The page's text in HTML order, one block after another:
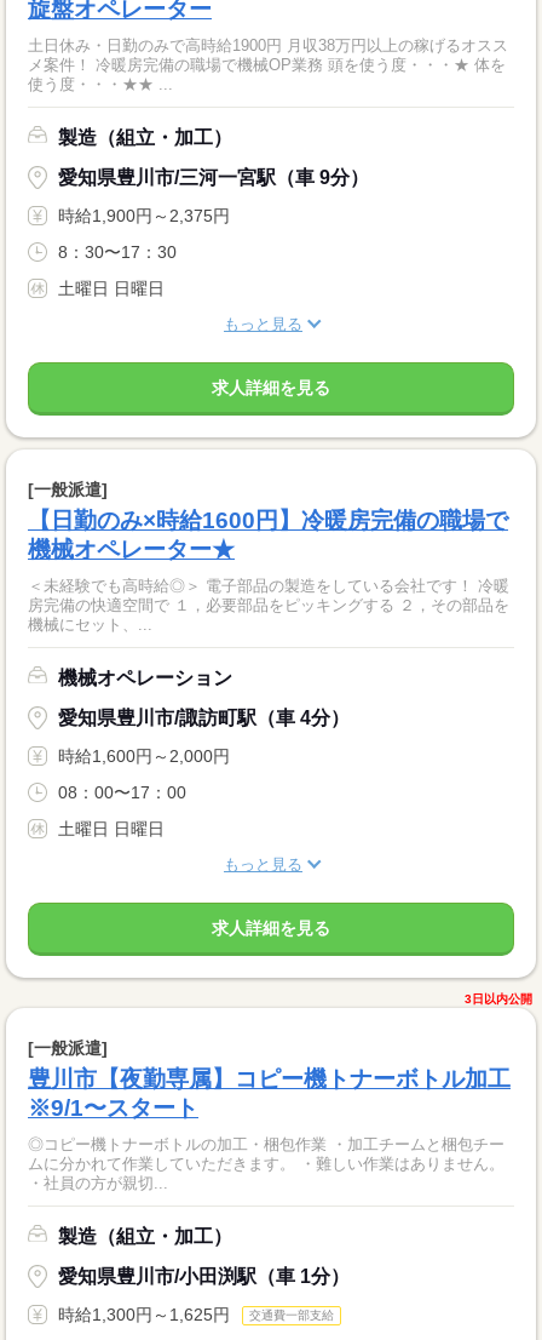
旋盤オペレーター
土日休み・日勤のみで高時給1900円 月収38万円以上の稼げるオスス
メ案件！ 冷暖房完備の職場で機械OP業務 頭を使う度・・・★ 体を
使う度・・・★★ ...
製造（組立・加工）
愛知県豊川市/三河一宮駅（車 9分）
時給1,900円～2,375円
8：30〜17：30
土曜日 日曜日
もっと見る
求人詳細を見る
[一般派遣]
【日勤のみ×時給1600円】冷暖房完備の職場で
機械オペレーター★
＜未経験でも高時給◎＞ 電子部品の製造をしている会社です！ 冷暖
房完備の快適空間で １，必要部品をピッキングする ２，その部品を
機械にセット、...
機械オペレーション
愛知県豊川市/諏訪町駅（車 4分）
時給1,600円～2,000円
08：00〜17：00
土曜日 日曜日
もっと見る
求人詳細を見る
3日以内公開
[一般派遣]
豊川市【夜勤専属】コピー機トナーボトル加工
※9/1〜スタート
◎コピー機トナーボトルの加工・梱包作業 ・加工チームと梱包チー
ムに分かれて作業していただきます。 ・難しい作業はありません。
・社員の方が親切...
製造（組立・加工）
愛知県豊川市/小田渕駅（車 1分）
時給1,300円～1,625円 交通費一部支給